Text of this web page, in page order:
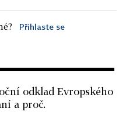
Přihlaste se
odklad Evropského
a proč.